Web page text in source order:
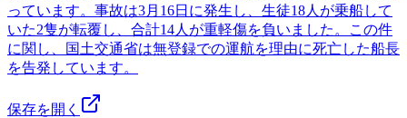
っています。事故は3月16日に発生し、生徒18人が乗船して
いた2隻が転覆し、合計14人が重軽傷を負いました。この件
に関し、国土交通省は無登録での運航を理由に死亡した船長
を告発しています。
保存を開く